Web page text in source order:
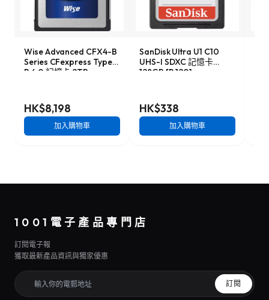
Wise Advanced CFX4-B
Series CFexpress Type-
B 4.0 記憶卡 2TB
HK$8,198
加入購物車
SanDisk Ultra U1 C10
UHS-I SDXC 記憶卡
128GB [R:120]
HK$338
加入購物車
1001電子產品專門店
訂閱電子報
獲取最新產品資訊與獨家優惠
訂閱